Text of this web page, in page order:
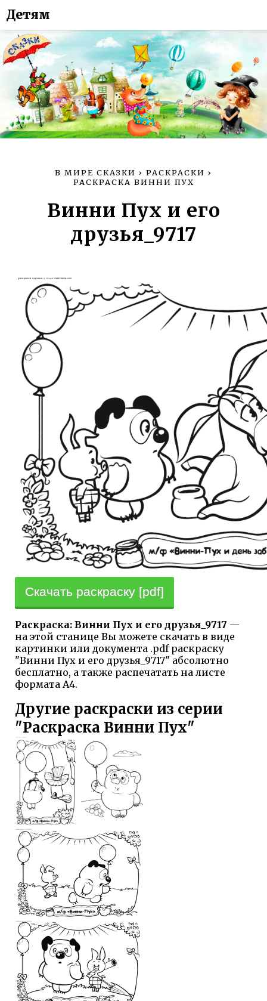
Детям
В МИРЕ СКАЗКИ › РАСКРАСКИ ›
РАСКРАСКА ВИННИ ПУХ
Винни Пух и его
друзья_9717
Скачать раскраску [pdf]
Раскраска: Винни Пух и его друзья_9717 —
на этой станице Вы можете скачать в виде
картинки или документа .pdf раскраску
"Винни Пух и его друзья_9717" абсолютно
бесплатно, а также распечатать на листе
формата А4.
Другие раскраски из серии
"Раскраска Винни Пух"